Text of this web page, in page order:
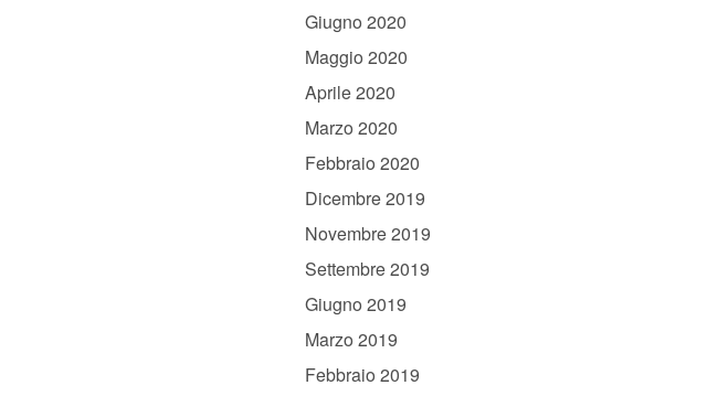
Giugno 2020
Maggio 2020
Aprile 2020
Marzo 2020
Febbraio 2020
Dicembre 2019
Novembre 2019
Settembre 2019
Giugno 2019
Marzo 2019
Febbraio 2019